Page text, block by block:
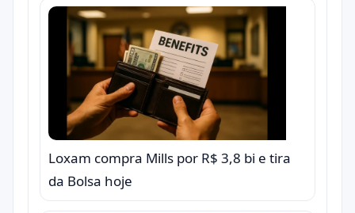
Loxam compra Mills por R$ 3,8 bi e tira
da Bolsa hoje